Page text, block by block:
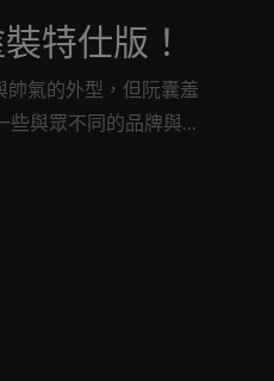
特仕版！
氣的外型，但阮囊羞
與眾不同的品牌與樣